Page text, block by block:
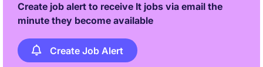
Create job alert to receive It jobs via email the
minute they become available
Create Job Alert